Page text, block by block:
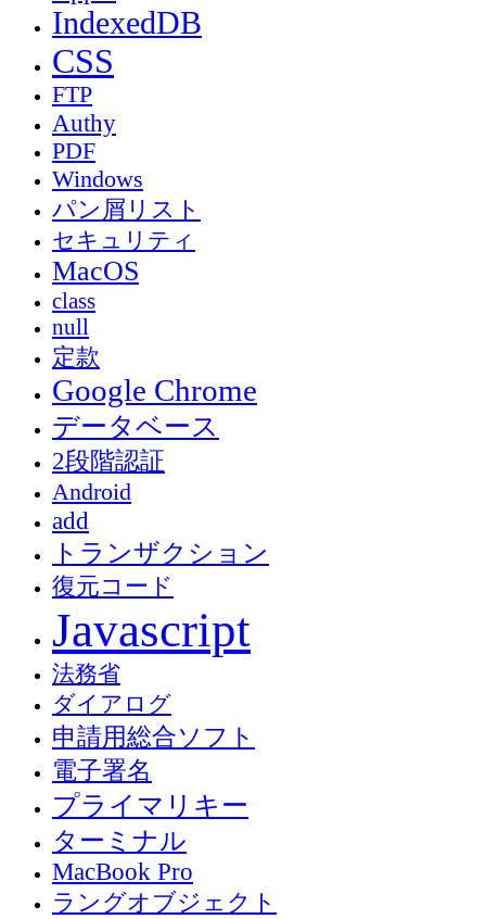
IndexedDB
CSS
FTP
Authy
PDF
Windows
パン屑リスト
セキュリティ
MacOS
class
null
定款
Google Chrome
データベース
2段階認証
Android
add
トランザクション
復元コード
Javascript
法務省
ダイアログ
申請用総合ソフト
電子署名
プライマリキー
ターミナル
MacBook Pro
ラングオブジェクト